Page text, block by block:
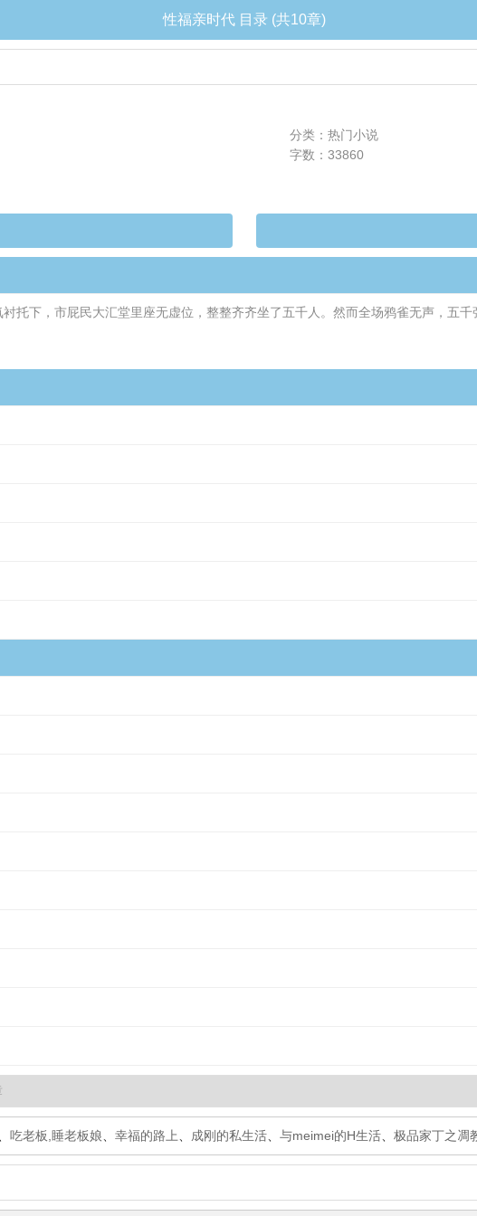
性福亲时代 目录 (共10章)
分类：热门小说
字数：33860
衬托下，市屁民大汇堂里座无虚位，整整齐齐坐了五千人。然而全场鸦雀无声，
吃老板,睡老板娘 幸福的路上 成刚的私生活 与meimei的H生活 极品家丁之凋